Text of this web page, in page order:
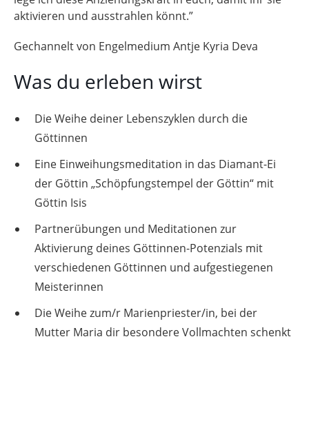
aktivieren und ausstrahlen könnt.”
Gechannelt von Engelmedium Antje Kyria Deva
Was du erleben wirst
Die Weihe deiner Lebenszyklen durch die
Göttinnen
Eine Einweihungsmeditation in das Diamant-Ei
der Göttin „Schöpfungstempel der Göttin“ mit
Göttin Isis
Partnerübungen und Meditationen zur
Aktivierung deines Göttinnen-Potenzials mit
verschiedenen Göttinnen und aufgestiegenen
Meisterinnen
Die Weihe zum/r Marienpriester/in, bei der
Mutter Maria dir besondere Vollmachten schenkt